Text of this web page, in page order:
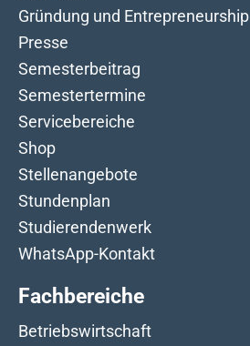
Gründung und Entrepreneurship
Presse
Semesterbeitrag
Semestertermine
Servicebereiche
Shop
Stellenangebote
Stundenplan
Studierendenwerk
WhatsApp-Kontakt
Fachbereiche
Betriebswirtschaft